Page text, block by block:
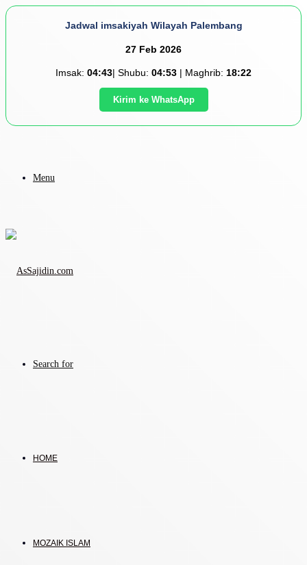
Jadwal imsakiyah Wilayah Palembang
27 Feb 2026
Imsak: 04:43| Shubu: 04:53 | Maghrib: 18:22
Kirim ke WhatsApp
Menu
Search for
HOME
MOZAIK ISLAM